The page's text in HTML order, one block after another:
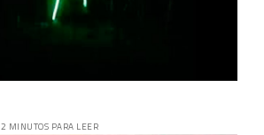
2 MINUTOS PARA LEER